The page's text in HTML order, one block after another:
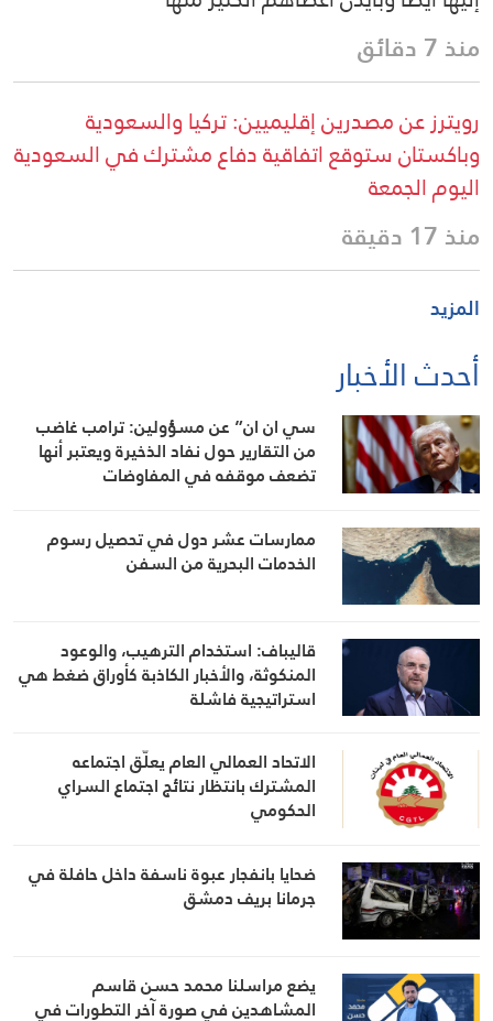
منذ 7 دقائق
رويترز عن مصدرين إقليميين: تركيا والسعودية
وباكستان ستوقع اتفاقية دفاع مشترك في السعودية
اليوم الجمعة
منذ 17 دقيقة
المزيد
أحدث الأخبار
سي ان ان” عن مسؤولين: ترامب غاضب
من التقارير حول نفاد الذخيرة ويعتبر أنها
تضعف موقفه في المفاوضات
ممارسات عشر دول في تحصيل رسوم
الخدمات البحرية من السفن
قاليباف: استخدام الترهيب، والوعود
المنكوثة، والأخبار الكاذبة كأوراق ضغط هي
استراتيجية فاشلة
الاتحاد العمالي العام يعلّق اجتماعه
المشترك بانتظار نتائج اجتماع السراي
الحكومي
ضحايا بانفجار عبوة ناسفة داخل حافلة في
جرمانا بريف دمشق
يضع مراسلنا محمد حسن قاسم
المشاهدين في صورة آخر التطورات في